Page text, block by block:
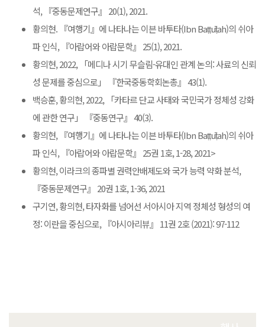
석, 『중동문제연구』 20(1), 2021.
황의현. 『여행기』에 나타나는 이븐 바투타(Ibn Baṭṭūṭah)의 쉬아
파 인식, 『아랍어와 아랍문학』 25(1), 2021.
황의현, 2022, 「메디나 시기 무슬림-유대인 관계 논의: 사료의 신뢰
성 문제를 중심으로」 『한국중동학회논총』 43(1).
백승훈, 황의현, 2022, 「카타르 단교 사태와 국민국가 정체성 강화
에 관한 연구」 『중동연구』 40(3).
황의현, 『여행기』에 나타나는 이븐 바투타(Ibn Baṭṭūṭah)의 쉬아
파 인식, 『아랍어와 아랍문학』 25권 1호, 1-28, 2021>
황의현, 이라크의 종파별 권력안배제도와 국가 능력 약화 분석,
『중동문제연구』 20권 1호, 1-36, 2021
구기연, 황의현, 타자화를 넘어선 서아시아 지역 정체성 형성의 여
정: 이란을 중심으로, 『아시아리뷰』 11권 2호 (2021): 97-112